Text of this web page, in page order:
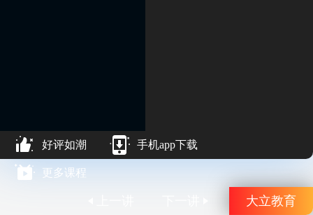
好评如潮 手机app下载
更多课程
大立教育